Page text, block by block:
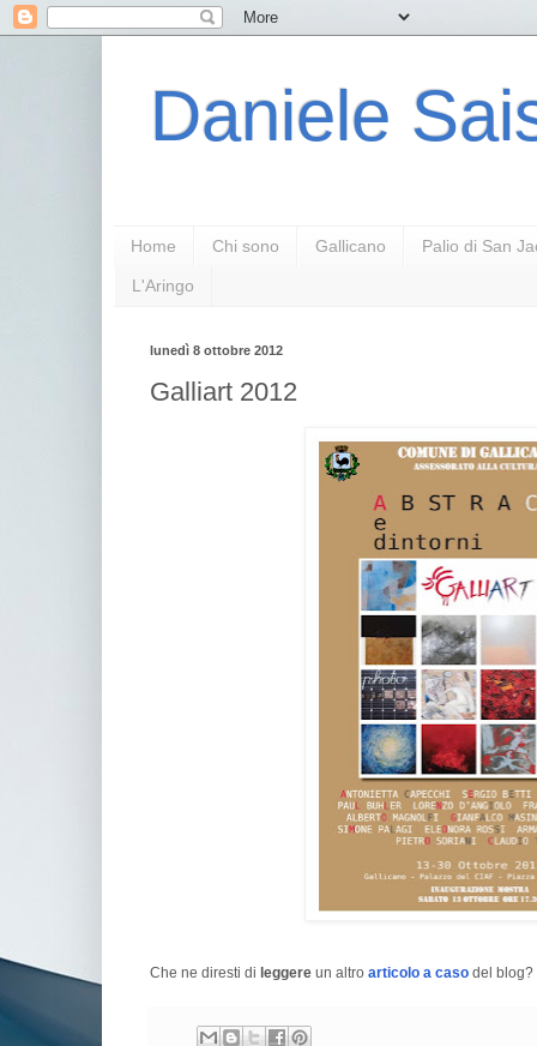
Daniele
Home Chi sono Gallicano Palio di San
L'Aringo
lunedì 8 ottobre 2012
Galliart 2012
Che ne diresti di leggere un altro articolo a caso del blog?